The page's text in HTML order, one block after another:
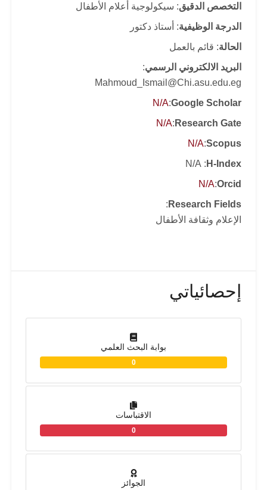
التخصص الدقيق: سيكولوجية أعلام الأطفال
الدرجة الوظيفية: أستاذ دكتور
الحالة: قائم بالعمل
البريد الالكتروني الرسمي:
Mahmoud_Ismail@Chi.asu.edu.eg
Google Scholar
:
N/A
Research Gate
:
N/A
Scopus
:
N/A
H-Index
: N/A
Orcid
:
N/A
Research Fields
:
الإعلام وثقافة الأطفال
إحصائياتي
بوابة البحث العلمي
0
الاقتباسات
0
الجوائز